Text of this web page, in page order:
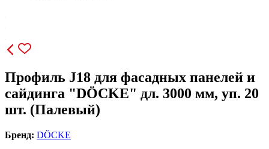
Профиль J18 для фасадных панелей и
сайдинга "DÖCKE" дл. 3000 мм, уп. 20
шт. (Палевый)
Бренд: DÖCKE